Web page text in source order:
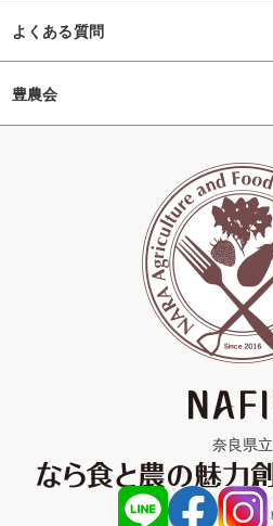
よくある質問
豊農会
奈良県立